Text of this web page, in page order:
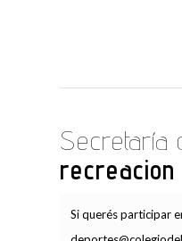
Secretaría
recreacion
Si querés participar